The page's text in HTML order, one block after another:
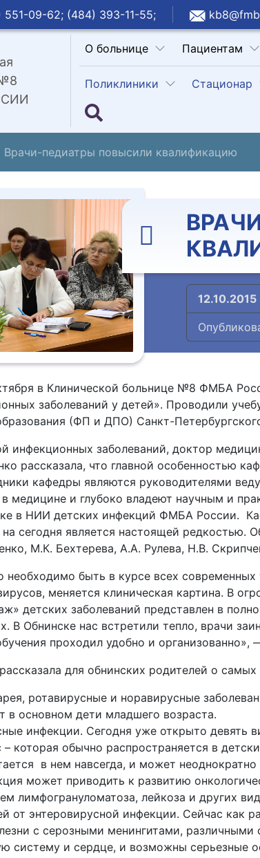
551-09-62; (484) 393-11-55;
О больнице Пациентам
Поликлиники Стационар
Врачи-педиатры повысили квалификацию
12.10.2015
в Клинической больнице №8 ФМБА
заболеваний у детей». Проводили
(ФП и ДПО) Санкт-
инфекционных заболеваний, доктор
рассказала, что главной особенностью
кафедры являются руководителями
медицине и глубоко владеют научным и
в НИИ детских инфекций ФМБА России.
сегодня является настоящей
М.К. Бехтерева, А.А. Рулева, Н.В.
необходимо быть в курсе всех
меняется клиническая картина. В
детских заболеваний представлен в
В Обнинске нас встретили тепло, врачи
проходил удобно и
для обнинских родителей о
ротавирусные и норавирусные
в основном дети младшего возраста.
инфекции. Сегодня уже открыто девять
– которая обычно распространяется в
в нем навсегда, и может
может приводить к развитию
лимфогрануломатоза, лейкоза и других
от энтеровирусной инфекции. Сейчас как
с серозными менингитами,
систему и сердце, и возможны серьезные